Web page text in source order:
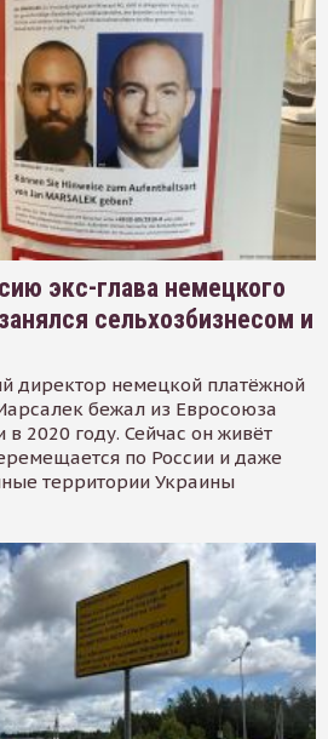
экс-глава немецкого
сельхозбизнесом и
директор немецкой платёжной
бежал из Евросоюза
2020 году. Сейчас он живёт
по России и даже
территории Украины